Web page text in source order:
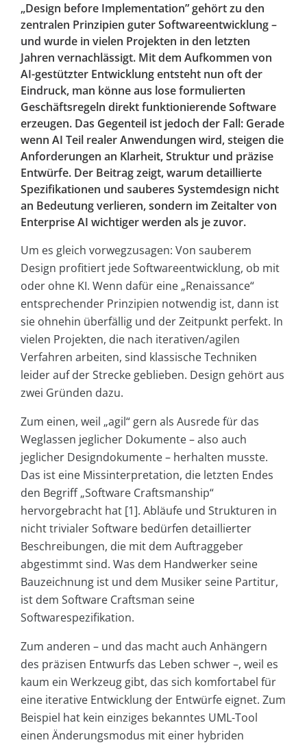
„Design before Implementation” gehört zu den
zentralen Prinzipien guter Softwareentwicklung –
und wurde in vielen Projekten in den letzten
Jahren vernachlässigt. Mit dem Aufkommen von
AI-gestützter Entwicklung entsteht nun oft der
Eindruck, man könne aus lose formulierten
Geschäftsregeln direkt funktionierende Software
erzeugen. Das Gegenteil ist jedoch der Fall: Gerade
wenn AI Teil realer Anwendungen wird, steigen die
Anforderungen an Klarheit, Struktur und präzise
Entwürfe. Der Beitrag zeigt, warum detaillierte
Spezifikationen und sauberes Systemdesign nicht
an Bedeutung verlieren, sondern im Zeitalter von
Enterprise AI wichtiger werden als je zuvor.
Um es gleich vorwegzusagen: Von sauberem
Design profitiert jede Softwareentwicklung, ob mit
oder ohne KI. Wenn dafür eine „Renaissance“
entsprechender Prinzipien notwendig ist, dann ist
sie ohnehin überfällig und der Zeitpunkt perfekt. In
vielen Projekten, die nach iterativen/agilen
Verfahren arbeiten, sind klassische Techniken
leider auf der Strecke geblieben. Design gehört aus
zwei Gründen dazu.
Zum einen, weil „agil“ gern als Ausrede für das
Weglassen jeglicher Dokumente – also auch
jeglicher Designdokumente – herhalten musste.
Das ist eine Missinterpretation, die letzten Endes
den Begriff „Software Craftsmanship“
hervorgebracht hat [1]. Abläufe und Strukturen in
nicht trivialer Software bedürfen detaillierter
Beschreibungen, die mit dem Auftraggeber
abgestimmt sind. Was dem Handwerker seine
Bauzeichnung ist und dem Musiker seine Partitur,
ist dem Software Craftsman seine
Softwarespezifikation.
Zum anderen – und das macht auch Anhängern
des präzisen Entwurfs das Leben schwer –, weil es
kaum ein Werkzeug gibt, das sich komfortabel für
eine iterative Entwicklung der Entwürfe eignet. Zum
Beispiel hat kein einziges bekanntes UML-Tool
einen Änderungsmodus mit einer hybriden